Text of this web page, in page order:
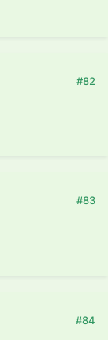
#82
#83
#84